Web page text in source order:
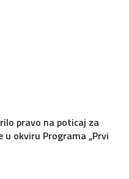
pravo na poticaj za
u okviru Programa „Prvi